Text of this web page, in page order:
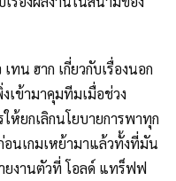
น ฮาก เกี่ยวกับเรื่องนอก
เข้ามาคุมทีมเมื่อช่วง
ห้ยกเลิกนโยบายการพาทุก
นเกมเหย้ามาแล้วทั้งที่มัน
ยงานตัวที่ โอลด์ แทร็ฟฟ